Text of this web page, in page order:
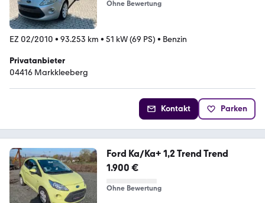
Ohne Bewertung
EZ 02/2010 • 93.253 km • 51 kW (69 PS) • Benzin
Privatanbieter
04416 Markkleeberg
Kontakt Parken
Ford Ka/Ka+ 1,2 Trend Trend
1.900 €
Ohne Bewertung